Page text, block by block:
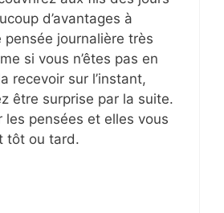
d’avantages à
pensée journalière très
si vous n’êtes pas en
recevoir sur l’instant,
être surprise par la suite.
les pensées et elles vous
tôt ou tard.